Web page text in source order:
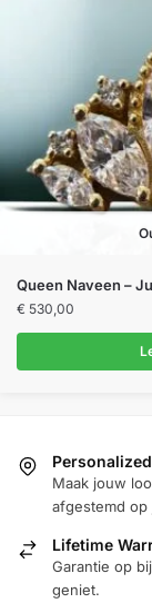
Queen Naveen –
€ 530,00
Maak jouw
afgestemd
Lifetime
Garantie op
geniet.